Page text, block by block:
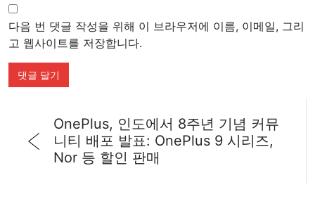
다음 번 댓글 작성을 위해 이 브라우저에 이름, 이메일, 그리
고 웹사이트를 저장합니다.
OnePlus, 인도에서 8주년 기념 커뮤
니티 배포 발표: OnePlus 9 시리즈,
Nor 등 할인 판매